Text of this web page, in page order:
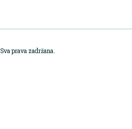
Sva prava zadržana.